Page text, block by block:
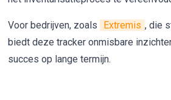
Voor bedrijven, zoals Extremis , die
biedt deze tracker onmisbare
succes op lange termijn.